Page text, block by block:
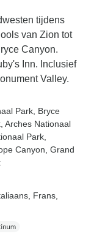
tijdens
van Zion tot
Canyon.
Inn. Inclusief
Valley.
Park , Bryce
, Arches Nationaal
Park
Canyon , Grand
Frans,